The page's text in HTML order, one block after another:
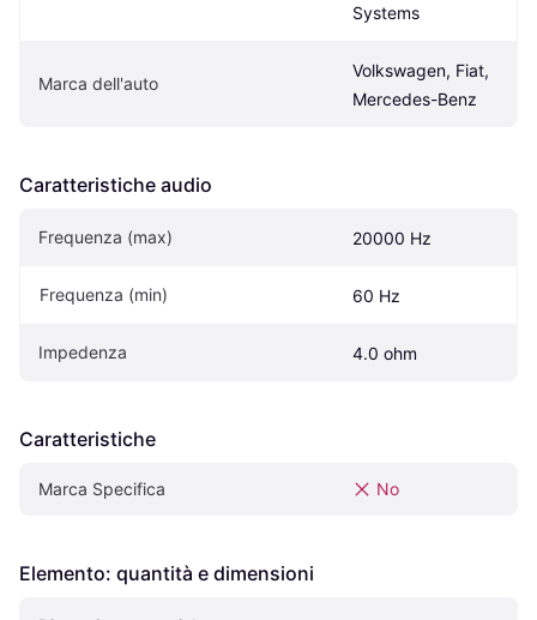
Systems
Marca dell'auto
Volkswagen, Fiat,
Mercedes-Benz
Caratteristiche audio
Frequenza (max) 20000 Hz
Frequenza (min) 60 Hz
Impedenza 4.0 ohm
Caratteristiche
Marca Specifica No
Elemento: quantità e dimensioni